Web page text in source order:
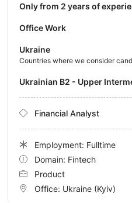
Only from 2 years of
Office Work
Ukraine
Countries where we consider
Ukrainian B2 - Upper
Financial Analyst
Employment: Fulltime
Domain: Fintech
Product
Office: Ukraine (Kyiv)